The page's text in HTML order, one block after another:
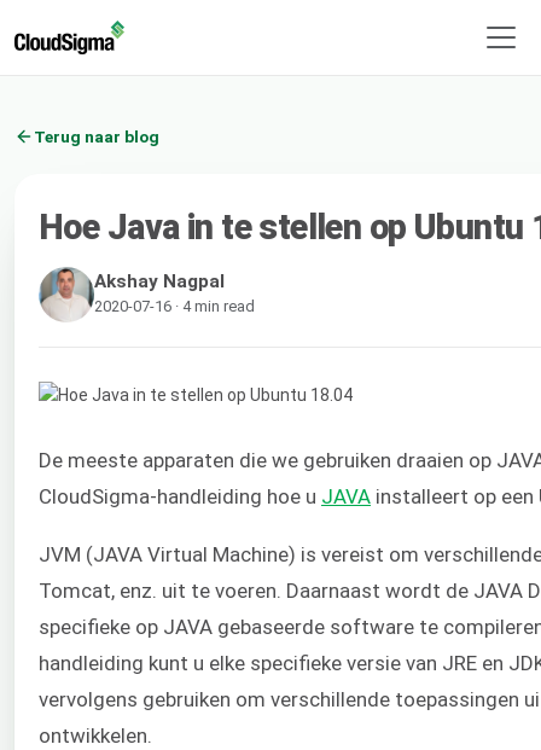
Terug naar blog
Hoe Java in te stellen op Ubuntu
Akshay Nagpal
2020-07-16 · 4 min read
De meeste apparaten die we gebruiken draaien op
CloudSigma-handleiding hoe u JAVA installeert op een
JVM (JAVA Virtual Machine) is vereist om
Tomcat, enz. uit te voeren. Daarnaast wordt de JAVA
specifieke op JAVA gebaseerde software te
handleiding kunt u elke specifieke versie van JRE en
vervolgens gebruiken om verschillende toepassingen
ontwikkelen.